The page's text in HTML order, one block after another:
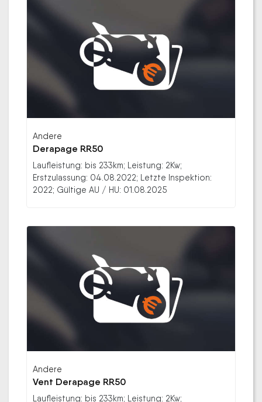
Andere
Derapage RR50
Laufleistung: bis 233km; Leistung: 2Kw;
Erstzulassung: 04.08.2022; Letzte Inspektion:
2022; Gültige AU / HU: 01.08.2025
Andere
Vent Derapage RR50
Laufleistung: bis 233km; Leistung: 2Kw;